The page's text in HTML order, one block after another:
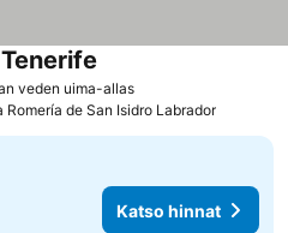
veden uima-allas
de San Isidro Labrador
Katso hinnat